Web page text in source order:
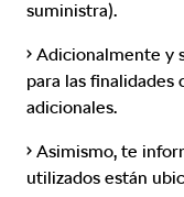
suministra).
• Adicionalmente y
para las
adicionales.
• Asimismo, te
utilizados están